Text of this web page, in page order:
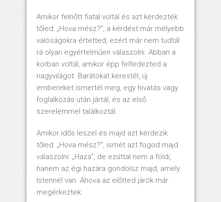
Amikor felnőtt fiatal voltál és azt kérdezték
tőled: „Hova mész?”, a kérdést már mélyebb
valóságokra értetted, ezért már nem tudtál
rá olyan egyértelműen válaszolni. Abban a
korban voltál, amikor épp felfedezted a
nagyvilágot. Barátokat kerestél, új
embereket ismertél meg, egy hivatás vagy
foglalkozás után jártál, és az első
szerelemmel találkoztál.
Amikor idős leszel és majd azt kérdezik
tőled: „Hova mész?”, ismét azt fogod majd
válaszolni: „Haza”, de ezúttal nem a földi,
hanem az égi hazára gondolsz majd, amely
Istennél van. Ahova az előtted járók már
megérkeztek.